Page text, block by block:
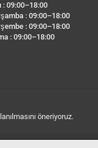
: 09:00–18:00
: 09:00–18:00
: 09:00–18:00
: 09:00–18:00
öneriyoruz.